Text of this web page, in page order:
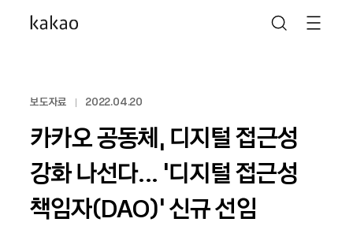
보도자료 2022.04.20
카카오 공동체, 디지털 접근성
강화 나선다... ‘디지털 접근성
책임자(DAO)’ 신규 선임